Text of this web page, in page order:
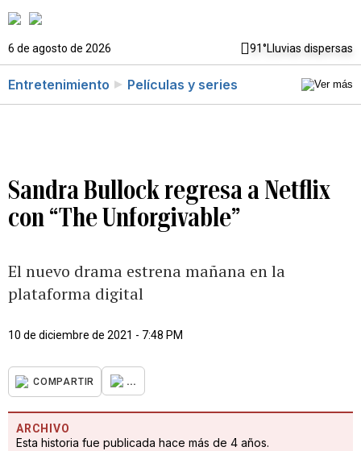
6 de agosto de 2026 91°Lluvias dispersas
Entretenimiento Películas y series
Sandra Bullock regresa a Netflix
con “The Unforgivable”
El nuevo drama estrena mañana en la
plataforma digital
10 de diciembre de 2021 - 7:48 PM
COMPARTIR ...
ARCHIVO
Esta historia fue publicada hace más de 4 años.